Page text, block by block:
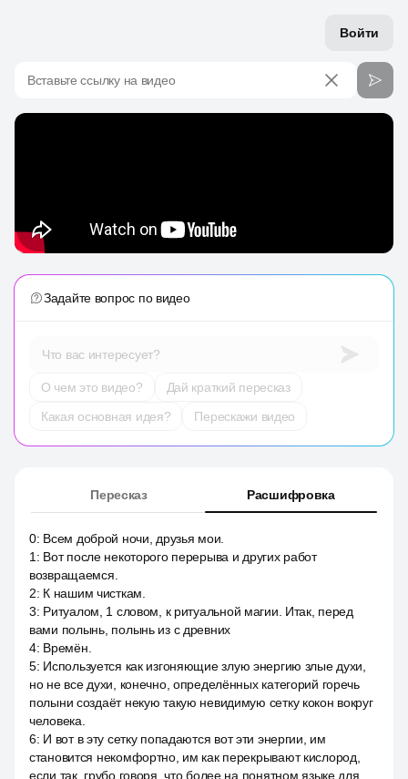
Войти
Вставьте ссылку на видео
Задайте вопрос по видео
Что вас интересует?
О чем это видео?
Дай краткий пересказ
Какая основная идея?
Перескажи видео
Пересказ Расшифровка
0: Всем доброй ночи, друзья мои.
1 : Вот после некоторого перерыва и других работ
возвращаемся.
2: К нашим чисткам.
3: Ритуалом, 1 словом, к ритуальной магии. Итак, перед
вами полынь, полынь из с древних
4: Времён.
5: Используется как изгоняющие злую энергию злые духи,
но не все духи, конечно, определённых категорий горечь
полыни создаёт некую такую невидимую сетку кокон вокруг
человека.
6: И вот в эту сетку попадаются вот эти энергии, им
становится некомфортно, им как перекрывают кислород,
если так, грубо говоря, что более на понятном языке для